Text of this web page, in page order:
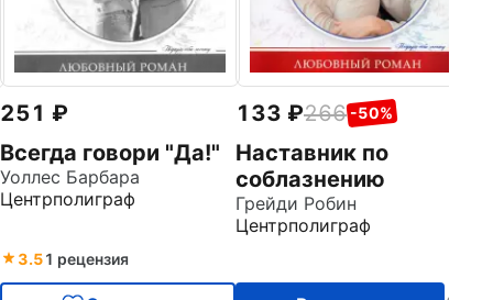
251
Всегда говори "Да!"
Уоллес Барбара
Центрполиграф
3.51 рецензия
133 266 -50%
Наставник по
соблазнению
Грейди Робин
Центрполиграф